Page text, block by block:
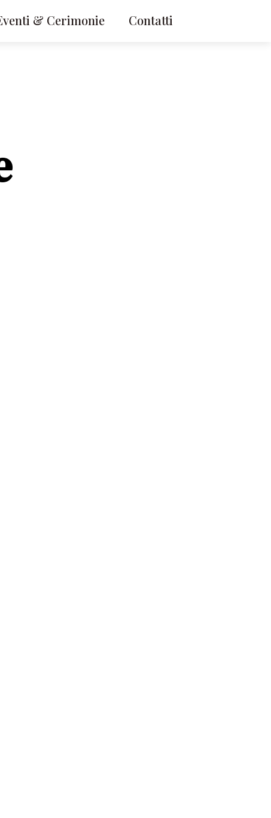
& Cerimonie Contatti